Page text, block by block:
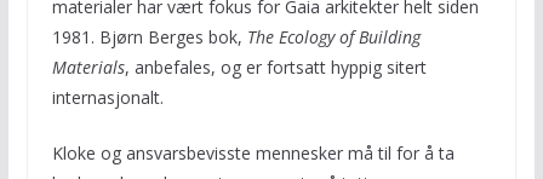
materialer har vært fokus for Gaia arkitekter helt siden
1981. Bjørn Berges bok, The Ecology of Building
Materials, anbefales, og er fortsatt hyppig sitert
internasjonalt.
Kloke og ansvarsbevisste mennesker må til for å ta